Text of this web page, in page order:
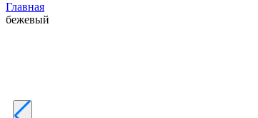
Главная
бежевый